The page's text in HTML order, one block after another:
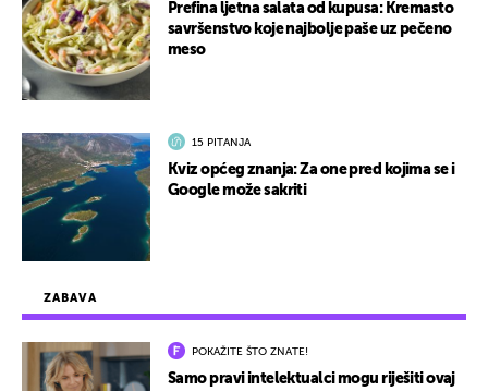
ZABAVA
POKAŽITE ŠTO ZNATE!
Samo pravi intelektualci mogu riješiti ovaj
Prefina ljetna salata od kupusa: Kremasto
savršenstvo koje najbolje paše uz pečeno
meso
15 PITANJA
Kviz općeg znanja: Za one pred kojima se i
Google može sakriti